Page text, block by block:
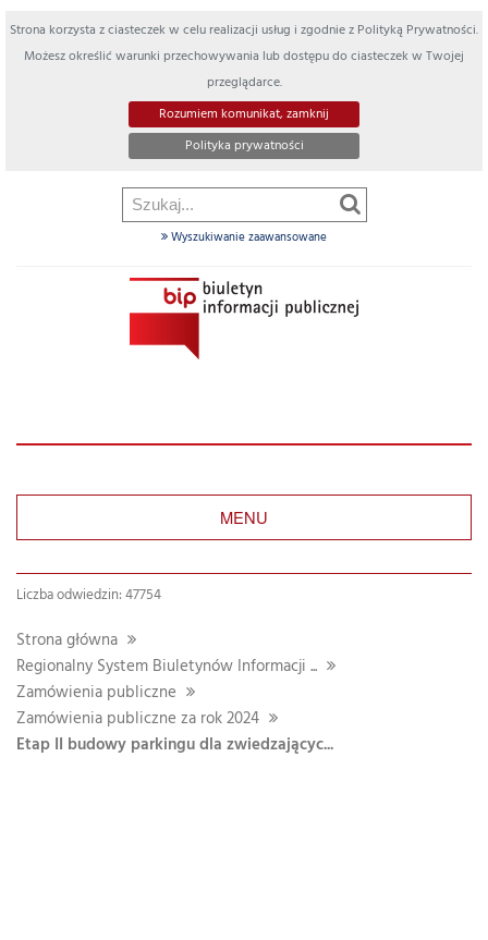
Strona korzysta z ciasteczek w celu realizacji usług i zgodnie z Polityką Prywatności.
Możesz określić warunki przechowywania lub dostępu do ciasteczek w Twojej
przeglądarce.
Rozumiem komunikat, zamknij
Polityka prywatności
Wyszukiwanie zaawansowane
MENU
Liczba odwiedzin: 47754
Strona główna
Regionalny System Biuletynów Informacji ...
Zamówienia publiczne
Zamówienia publiczne za rok 2024
Etap II budowy parkingu dla zwiedzającyc...